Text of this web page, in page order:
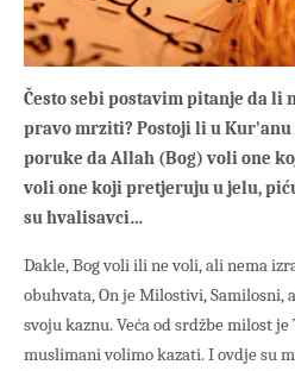
Često sebi postavim pitanje da
pravo mrziti? Postoji li u Kur'anu
poruke da Allah (Bog) voli one
voli one koji pretjeruju u jelu,
su hvalisavci…
Dakle, Bog voli ili ne voli, ali nema
obuhvata, On je Milostivi, Samilosni,
svoju kaznu. Veća od srdžbe milost
muslimani volimo kazati. I ovdje su